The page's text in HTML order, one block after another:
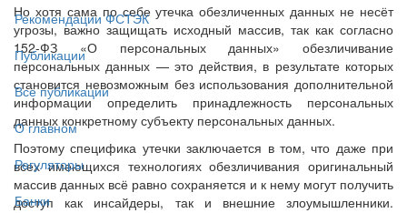
Рекомендации ФСТЭК
Публикации
Все публикации
О главном
Регуляторы
Банки
Но хотя сама по себе утечка обезличенных данных не несёт
угрозы, важно защищать исходный массив, так как согласно
152-ФЗ «О персональных данных» обезличивание
персональных данных — это действия, в результате которых
становится невозможным без использования дополнительной
информации определить принадлежность персональных
данных конкретному субъекту персональных данных.
Поэтому специфика утечки заключается в том, что даже при
всех имеющихся технологиях обезличивания оригинальный
массив данных всё равно сохраняется и к нему могут получить
доступ как инсайдеры, так и внешние злоумышленники.